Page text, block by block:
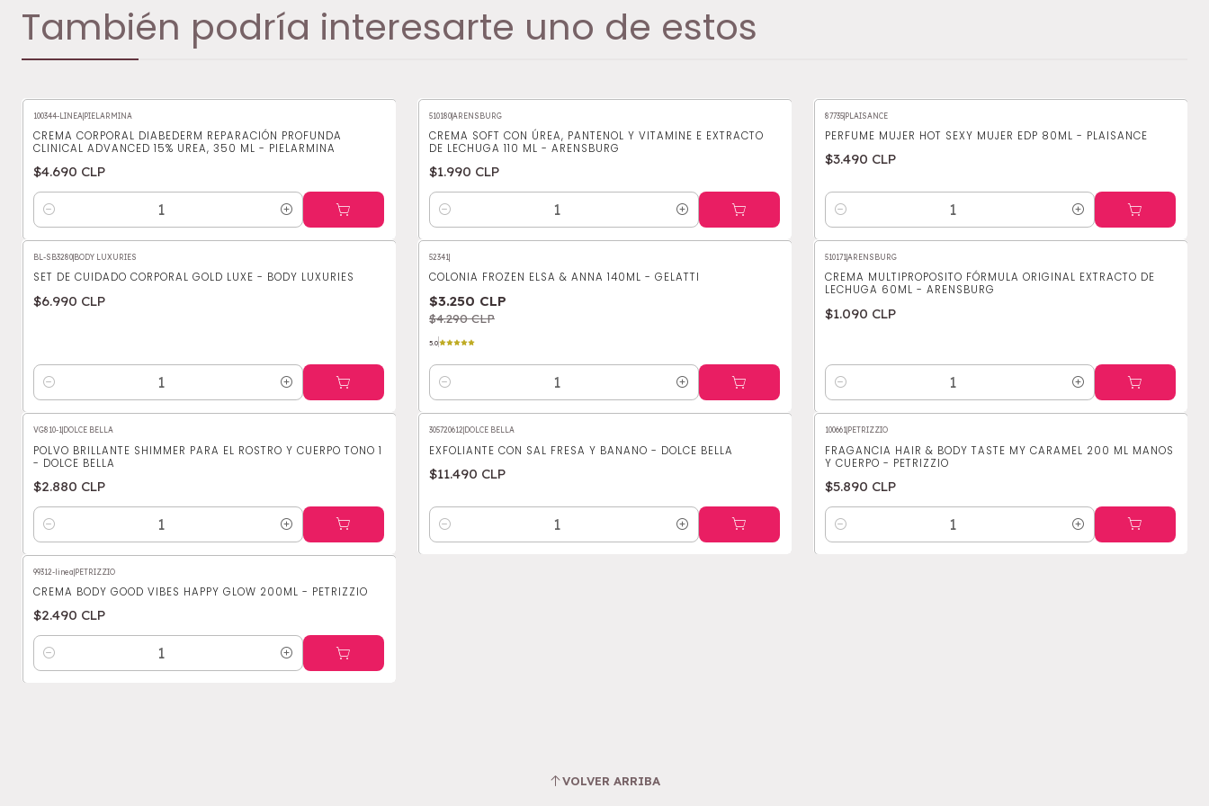
También podría interesarte uno de estos
100344-LINEA PIELARMINA
CREMA CORPORAL DIABEDERM REPARACIÓN PROFUNDA
CLINICAL ADVANCED 15% UREA, 350 ML - PIELARMINA
$4.690 CLP
Cantidad
510180|ARENSBURG
CREMA SOFT CON ÚREA, PANTENOL Y VITAMINE E EXTRACTO
DE LECHUGA 110 ML - ARENSBURG
$1.990 CLP
Cantidad
87735| PLAISANCE
PERFUME MUJER HOT SEXY MUJER EDP 80ML - PLAISANCE
$3.490 CLP
Cantidad
BL-SB3280 BODY LUXURIES
SET DE CUIDADO CORPORAL GOLD LUXE - BODY LUXURIES
$6.990 CLP
Cantidad
-24%OFF
52341|
COLONIA FROZEN ELSA & ANNA 140ML - GELATTI
$3.250 CLP
$4.290 CLP
5.0
Cantidad
510171|ARENSBURG
CREMA MULTIPROPOSITO FÓRMULA ORIGINAL EXTRACTO DE
LECHUGA 60ML - ARENSBURG
$1.090 CLP
Cantidad
VG810-1 DOLCE BELLA
POLVO BRILLANTE SHIMMER PARA EL ROSTRO Y CUERPO TONO 1
- DOLCE BELLA
$2.880 CLP
Cantidad
305720612 DOLCE BELLA
EXFOLIANTE CON SAL FRESA Y BANANO - DOLCE BELLA
$11.490 CLP
Cantidad
100661| PETRIZZIO
FRAGANCIA HAIR & BODY TASTE MY CARAMEL 200 ML MANOS
Y CUERPO - PETRIZZIO
$5.890 CLP
Cantidad
99312-linea PETRIZZIO
CREMA BODY GOOD VIBES HAPPY GLOW 200ML - PETRIZZIO
$2.490 CLP
Cantidad
VOLVER ARRIBA